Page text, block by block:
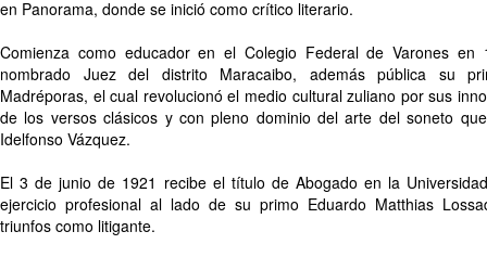
en Panorama, donde se inició como crítico literario.
Comienza como educador en el Colegio Federal de Varones
nombrado Juez del distrito Maracaibo, además pública su
Madréporas, el cual revolucionó el medio cultural zuliano por sus
de los versos clásicos y con pleno dominio del arte del soneto
Idelfonso Vázquez.
El 3 de junio de 1921 recibe el título de Abogado en la
ejercicio profesional al lado de su primo Eduardo Matthias
triunfos como litigante.